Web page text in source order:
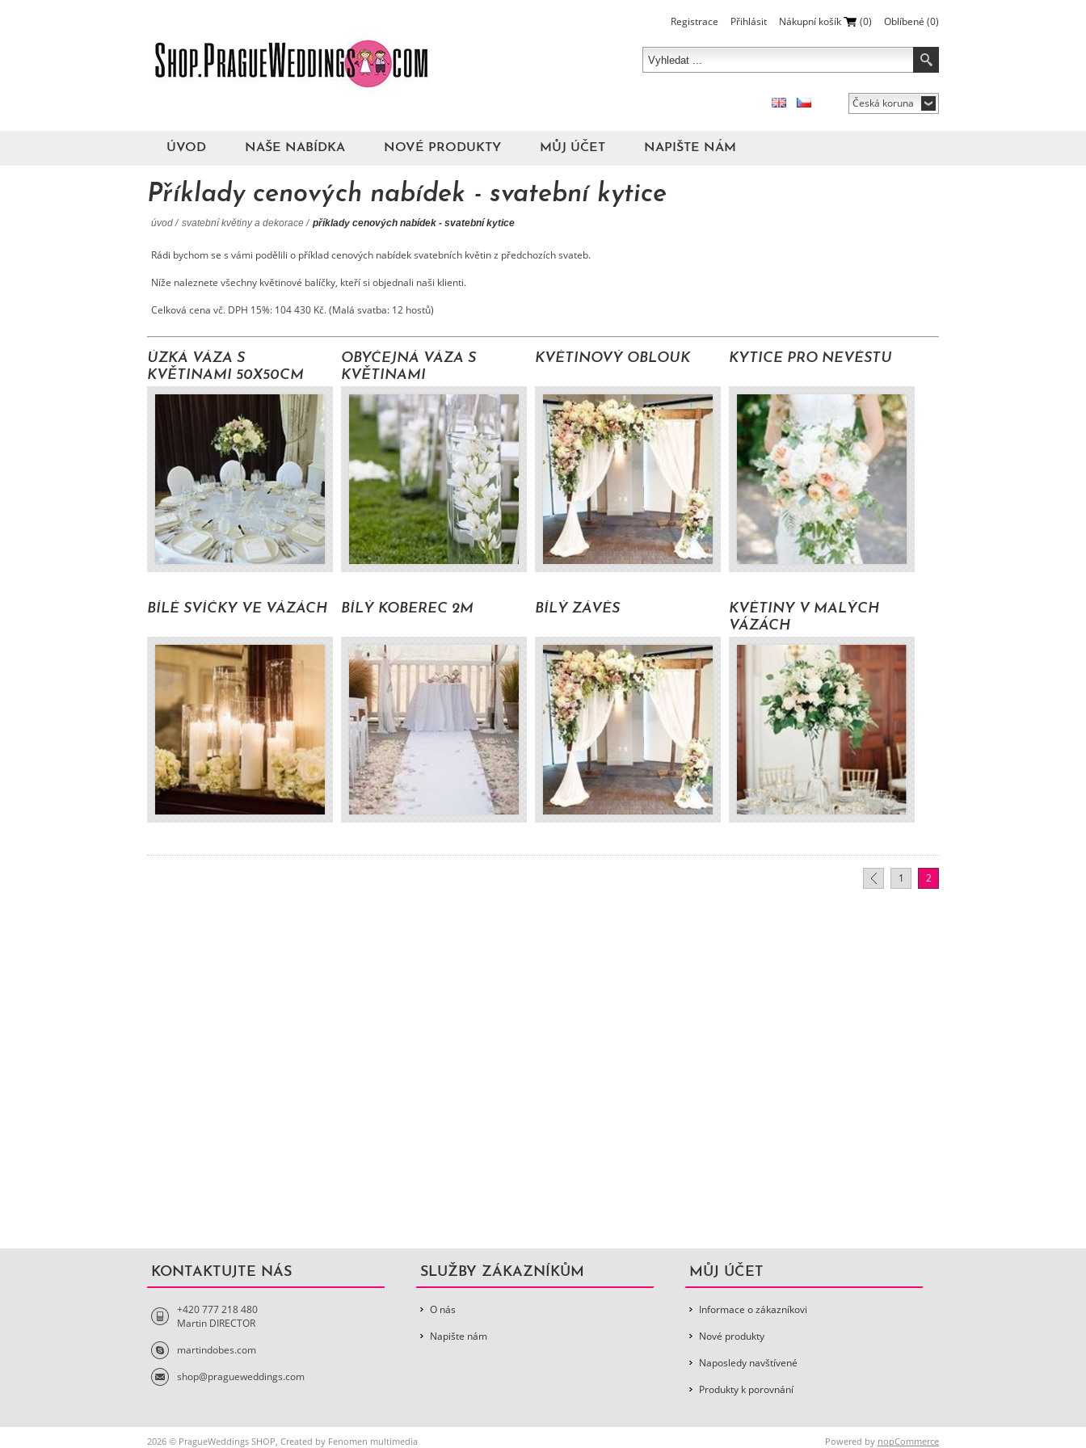
Registrace Přihlásit Nákupní košík (0) Oblíbené (0)
Česká koruna
ÚVOD NAŠE NABÍDKA NOVÉ PRODUKTY MŮJ ÚČET NAPIŠTE NÁM
Příklady cenových nabídek - svatební kytice
úvod / svatební květiny a dekorace / příklady cenových nabídek - svatební kytice
Rádi bychom se s vámi podělili o příklad cenových nabídek svatebních květin z předchozích svateb.
Níže naleznete všechny květinové balíčky, kteří si objednali naši klienti.
Celková cena vč. DPH 15%: 104 430 Kč. (Malá svatba: 12 hostů)
ÚZKÁ VÁZA S
KVĚTINAMI 50X50CM
OBYČEJNÁ VÁZA S
KVĚTINAMI
4200 Kč s DPH
KVĚTINOVÝ OBLOUK
13000 Kč s DPH
KYTICE PRO NEVĚSTU
2800 Kč s DPH
BÍLÉ SVÍČKY VE VÁZÁCH BÍLÝ KOBEREC 2M
1500 Kč s DPH
BÍLÝ ZÁVĚS
1000 Kč s DPH
KVĚTINY V MALÝCH
VÁZÁCH
1600 Kč s DPH
1 2
KONTAKTUJTE NÁS
+420 777 218 480
Martin DIRECTOR
martindobes.com
shop@pragueweddings.com
SLUŽBY ZÁKAZNÍKŮM
O nás
Napište nám
MŮJ ÚČET
Informace o zákazníkovi
Nové produkty
Naposledy navštívené
Produkty k porovnání
Powered by nopCommerce
2026 © PragueWeddings SHOP, Created by Fenomen multimedia